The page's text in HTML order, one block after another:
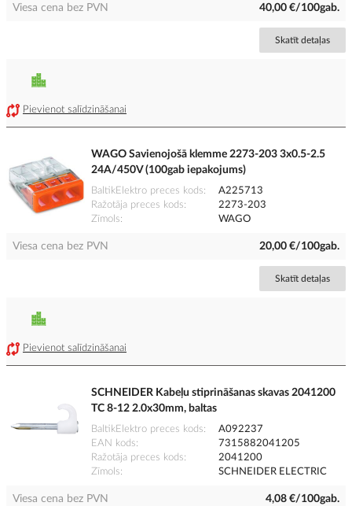
Viesa cena bez PVN 40,00 €/100gab.
Skatīt detaļas
Pievienot salīdzināšanai
WAGO Savienojošā klemme 2273-203 3x0.5-2.5
24A/450V (100gab iepakojums)
BaltikElektro preces kods
A225713
Ražotāja preces kods
2273-203
Zīmols
WAGO
Viesa cena bez PVN 20,00 €/100gab.
Skatīt detaļas
Pievienot salīdzināšanai
SCHNEIDER Kabeļu stiprināšanas skavas 2041200
TC 8-12 2.0x30mm, baltas
BaltikElektro preces kods
A092237
EAN kods
7315882041205
Ražotāja preces kods
2041200
Zīmols
SCHNEIDER ELECTRIC
Viesa cena bez PVN 4,08 €/100gab.